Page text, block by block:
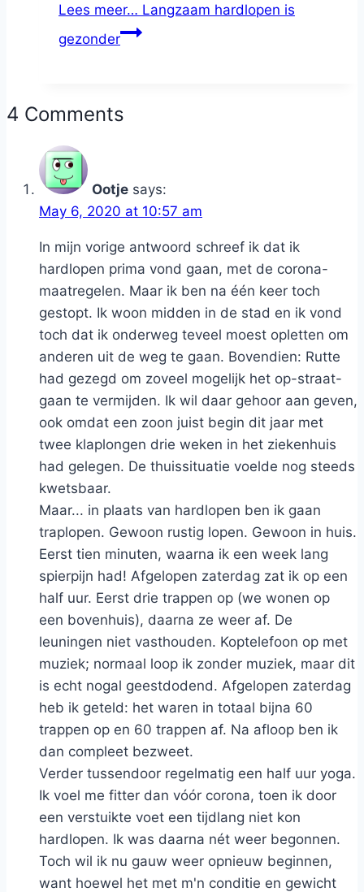
Lees meer… Langzaam hardlopen is
gezonder
4 Comments
Ootje says:
May 6, 2020 at 10:57 am
In mijn vorige antwoord schreef ik dat ik
hardlopen prima vond gaan, met de corona-
maatregelen. Maar ik ben na één keer toch
gestopt. Ik woon midden in de stad en ik vond
toch dat ik onderweg teveel moest opletten om
anderen uit de weg te gaan. Bovendien: Rutte
had gezegd om zoveel mogelijk het op-straat-
gaan te vermijden. Ik wil daar gehoor aan geven,
ook omdat een zoon juist begin dit jaar met
twee klaplongen drie weken in het ziekenhuis
had gelegen. De thuissituatie voelde nog steeds
kwetsbaar.
Maar... in plaats van hardlopen ben ik gaan
traplopen. Gewoon rustig lopen. Gewoon in huis.
Eerst tien minuten, waarna ik een week lang
spierpijn had! Afgelopen zaterdag zat ik op een
half uur. Eerst drie trappen op (we wonen op
een bovenhuis), daarna ze weer af. De
leuningen niet vasthouden. Koptelefoon op met
muziek; normaal loop ik zonder muziek, maar dit
is echt nogal geestdodend. Afgelopen zaterdag
heb ik geteld: het waren in totaal bijna 60
trappen op en 60 trappen af. Na afloop ben ik
dan compleet bezweet.
Verder tussendoor regelmatig een half uur yoga.
Ik voel me fitter dan vóór corona, toen ik door
een verstuikte voet een tijdlang niet kon
hardlopen. Ik was daarna nét weer begonnen.
Toch wil ik nu gauw weer opnieuw beginnen,
want hoewel het met m'n conditie en gewicht